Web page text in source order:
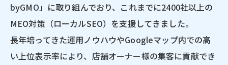
byGMO」に取り組んでおり、これまでに2400社以上の
MEO対策（ローカルSEO）を支援してきました。
長年培ってきた運用ノウハウやGoogleマップ内での高
い上位表示率により、店舗オーナー様の集客に貢献でき